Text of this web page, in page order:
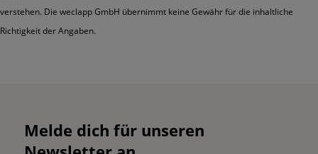
verstehen. Die weclapp GmbH übernimmt keine Gewähr für die inhaltliche
Richtigkeit der Angaben.
Melde dich für unseren